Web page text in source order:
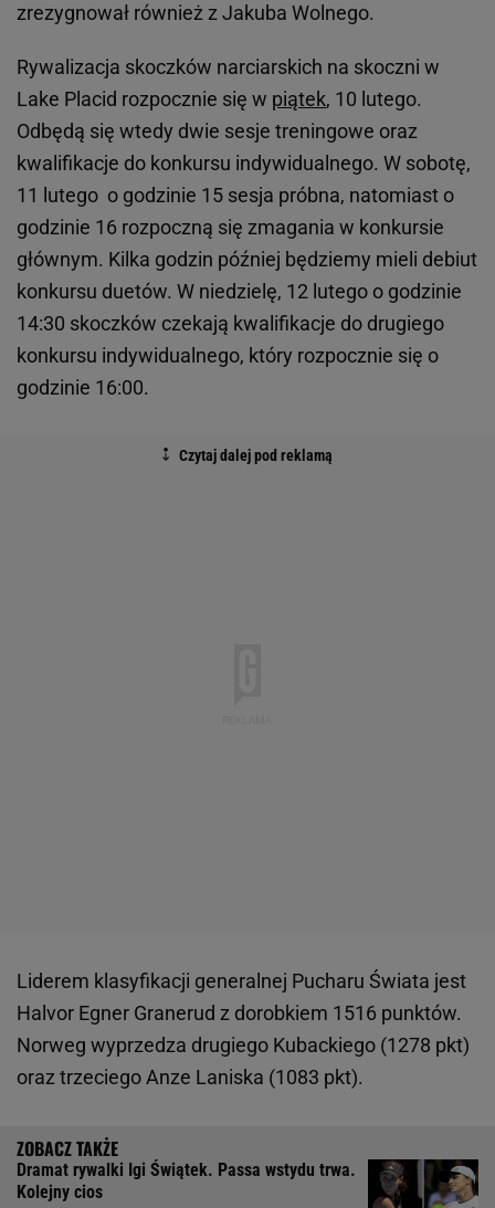
zrezygnował również z Jakuba Wolnego.
Rywalizacja skoczków narciarskich na skoczni w
Lake Placid rozpocznie się w piątek, 10 lutego.
Odbędą się wtedy dwie sesje treningowe oraz
kwalifikacje do konkursu indywidualnego. W sobotę,
11 lutego o godzinie 15 sesja próbna, natomiast o
godzinie 16 rozpoczną się zmagania w konkursie
głównym. Kilka godzin później będziemy mieli debiut
konkursu duetów. W niedzielę, 12 lutego o godzinie
14:30 skoczków czekają kwalifikacje do drugiego
konkursu indywidualnego, który rozpocznie się o
godzinie 16:00.
Liderem klasyfikacji generalnej Pucharu Świata jest
Halvor Egner Granerud z dorobkiem 1516 punktów.
Norweg wyprzedza drugiego Kubackiego (1278 pkt)
oraz trzeciego Anze Laniska (1083 pkt).
Dramat rywalki Igi Świątek. Passa wstydu trwa.
Kolejny cios